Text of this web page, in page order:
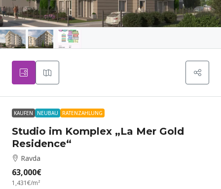
KAUFEN NEUBAU RATENZAHLUNG
Studio im Komplex „La Mer Gold
Residence“
Ravda
63,000€
1,431€/m²